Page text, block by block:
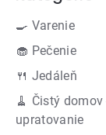
🍳 Varenie
🧁 Pečenie
🍴 Jedáleň
🧹 Čistý domov
upratovanie